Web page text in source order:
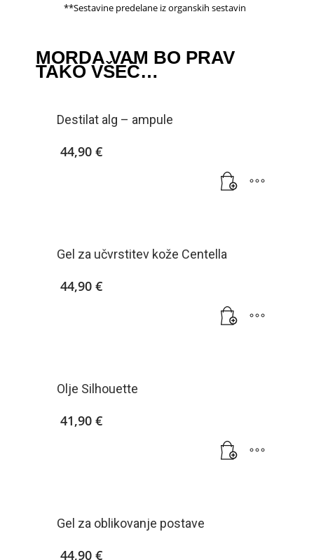
**Sestavine predelane iz organskih sestavin
MORDA VAM BO PRAV
TAKO VŠEČ…
Destilat alg – ampule
44,90 €
Gel za učvrstitev kože Centella
44,90 €
Olje Silhouette
41,90 €
Gel za oblikovanje postave
44,90 €